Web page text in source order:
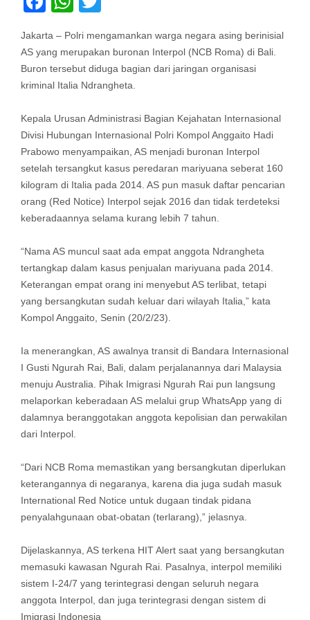
Jakarta – Polri mengamankan warga negara asing berinisial
AS yang merupakan buronan Interpol (NCB Roma) di Bali.
Buron tersebut diduga bagian dari jaringan organisasi
kriminal Italia Ndrangheta.
Kepala Urusan Administrasi Bagian Kejahatan Internasional
Divisi Hubungan Internasional Polri Kompol Anggaito Hadi
Prabowo menyampaikan, AS menjadi buronan Interpol
setelah tersangkut kasus peredaran mariyuana seberat 160
kilogram di Italia pada 2014. AS pun masuk daftar pencarian
orang (Red Notice) Interpol sejak 2016 dan tidak terdeteksi
keberadaannya selama kurang lebih 7 tahun.
“Nama AS muncul saat ada empat anggota Ndrangheta
tertangkap dalam kasus penjualan mariyuana pada 2014.
Keterangan empat orang ini menyebut AS terlibat, tetapi
yang bersangkutan sudah keluar dari wilayah Italia,” kata
Kompol Anggaito, Senin (20/2/23).
Ia menerangkan, AS awalnya transit di Bandara Internasional
I Gusti Ngurah Rai, Bali, dalam perjalanannya dari Malaysia
menuju Australia. Pihak Imigrasi Ngurah Rai pun langsung
melaporkan keberadaan AS melalui grup WhatsApp yang di
dalamnya beranggotakan anggota kepolisian dan perwakilan
dari Interpol.
“Dari NCB Roma memastikan yang bersangkutan diperlukan
keterangannya di negaranya, karena dia juga sudah masuk
International Red Notice untuk dugaan tindak pidana
penyalahgunaan obat-obatan (terlarang),” jelasnya.
Dijelaskannya, AS terkena HIT Alert saat yang bersangkutan
memasuki kawasan Ngurah Rai. Pasalnya, interpol memiliki
sistem I-24/7 yang terintegrasi dengan seluruh negara
anggota Interpol, dan juga terintegrasi dengan sistem di
Imigrasi Indonesia